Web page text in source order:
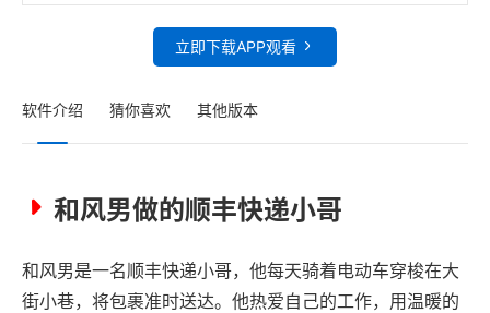
立即下载APP观看
软件介绍 猜你喜欢 其他版本
和风男做的顺丰快递小哥
和风男是一名顺丰快递小哥，他每天骑着电动车穿梭在大
街小巷，将包裹准时送达。他热爱自己的工作，用温暖的